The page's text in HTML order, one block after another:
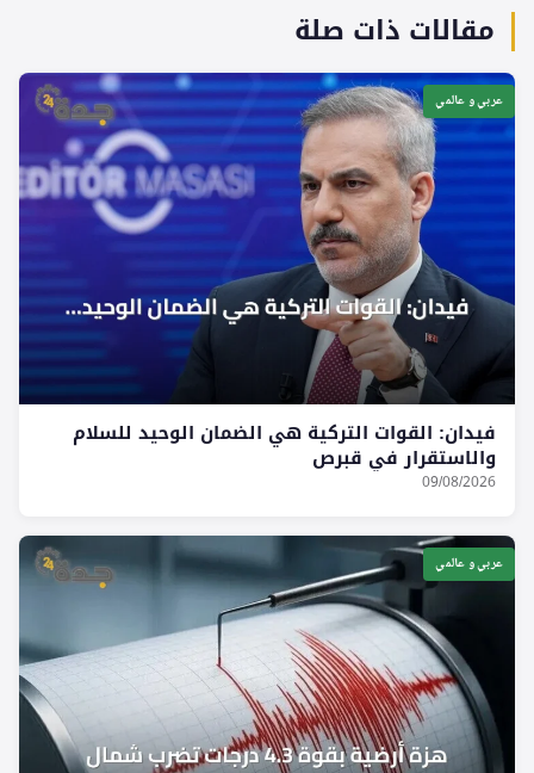
مقالات ذات صلة
عربي و عالمي
فيدان: القوات التركية هي الضمان الوحيد للسلام
والاستقرار في قبرص
09/08/2026
عربي و عالمي